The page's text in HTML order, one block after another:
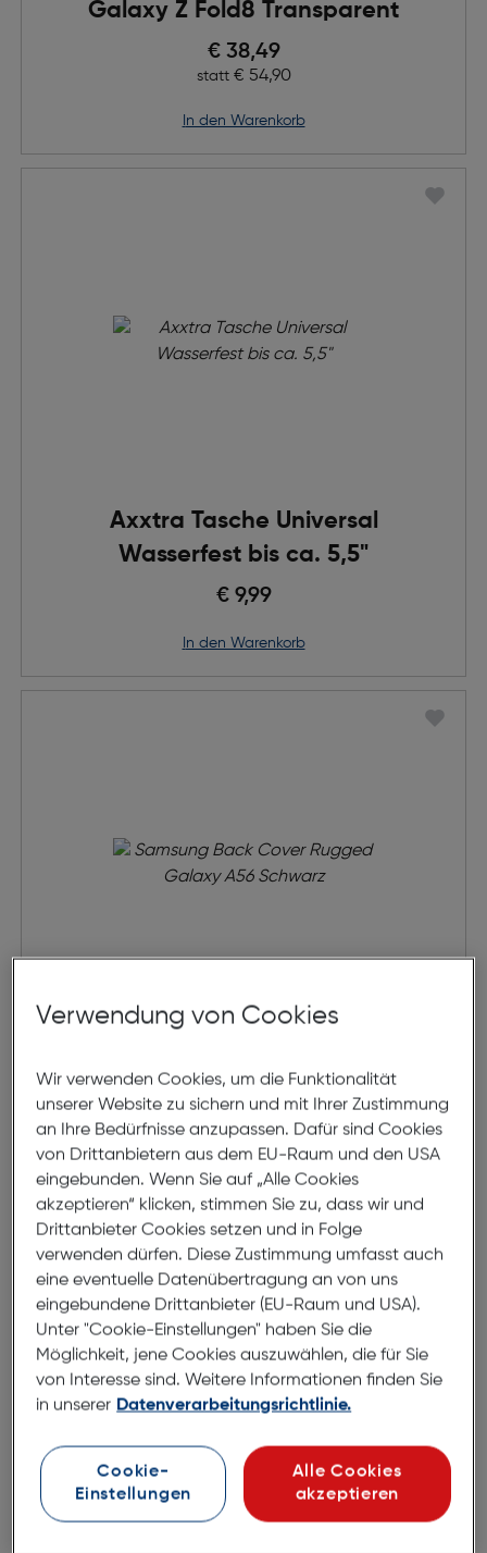
Galaxy Z Fold8 Transparent
Preis nach Rabatts
€ 38,49
statt Ursprünglicher Preis
€ 54,90
in den Warenkorb
Axxtra Tasche Universal
Wasserfest bis ca. 5,5"
€ 9,99
in den Warenkorb
Galaxy A56 Schwarz
Verwendung von Cookies
Wir verwenden Cookies, um die Funktionalität
unserer Website zu sichern und mit Ihrer Zustimmung
an Ihre Bedürfnisse anzupassen. Dafür sind Cookies
von Drittanbietern aus dem EU-Raum und den USA
eingebunden. Wenn Sie auf „Alle Cookies
akzeptieren“ klicken, stimmen Sie zu, dass wir und
Drittanbieter Cookies setzen und in Folge
verwenden dürfen. Diese Zustimmung umfasst auch
eine eventuelle Datenübertragung an von uns
eingebundene Drittanbieter (EU-Raum und USA).
Unter "Cookie-Einstellungen" haben Sie die
Möglichkeit, jene Cookies auszuwählen, die für Sie
von Interesse sind. Weitere Informationen finden Sie
in unserer Datenverarbeitungsrichtlinie.
Cookie-
Einstellungen
Alle Cookies
akzeptieren